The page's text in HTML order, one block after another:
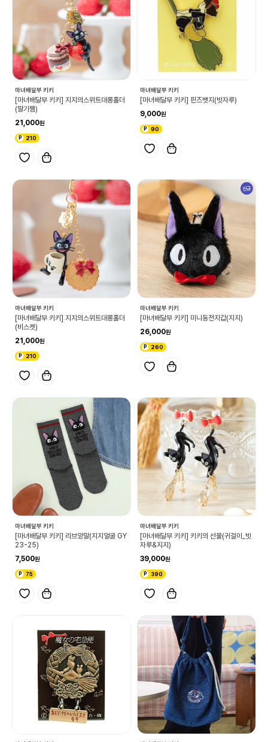
마녀배달부 키키
[마녀배달부 키키] 지지의스위트대롱홀더
(딸기쨈)
21,000
210
마녀배달부 키키
[마녀배달부 키키] 핀즈뱃지(빗자루)
9,000
90
마녀배달부 키키
[마녀배달부 키키] 지지의스위트대롱홀더
(비스켓)
21,000
210
신규
마녀배달부 키키
[마녀배달부 키키] 미니동전지갑(지지)
26,000
260
마녀배달부 키키
[마녀배달부 키키] 리브양말(지지얼굴 GY
23-25)
7,500
75
마녀배달부 키키
[마녀배달부 키키] 키키의 선물(귀걸이_빗
자루&지지)
39,000
390